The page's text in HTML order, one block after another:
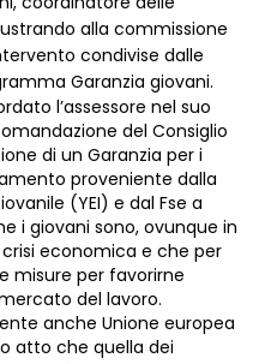
alla commissione
condivise dalle
Garanzia giovani.
l’assessore nel suo
del Consiglio
di un Garanzia per i
proveniente dalla
(YEI) e dal Fse a
i giovani sono, ovunque in
economica e che per
misure per favorirne
del lavoro.
anche Unione europea
atto che quella dei